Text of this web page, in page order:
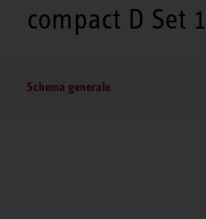
compact D Set 1
Schema generale